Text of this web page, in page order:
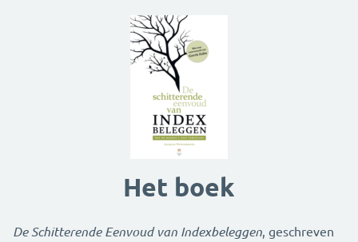
Het boek
De Schitterende Eenvoud van Indexbeleggen, geschreven